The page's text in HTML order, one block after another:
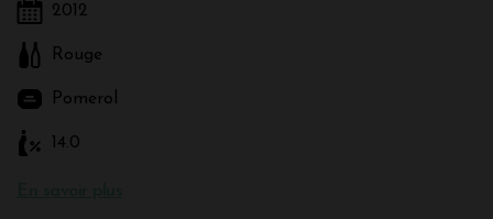
2012
Rouge
Pomerol
14.0